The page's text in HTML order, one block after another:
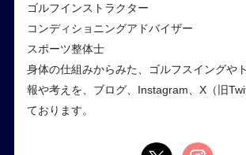
ゴルフインストラクター
コンディショニングアドバイザー
スポーツ整体士
身体の仕組みからみた、ゴルフスイングや
報や考えを、ブログ、Instagram、X（旧
ております。